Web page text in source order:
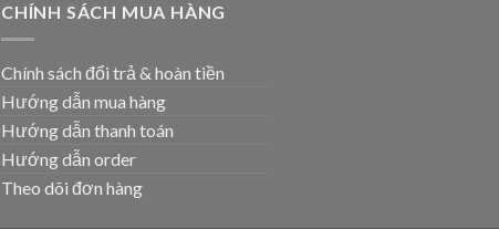
CHÍNH SÁCH MUA HÀNG
Chính sách đổi trả & hoàn tiền
Hướng dẫn mua hàng
Hướng dẫn thanh toán
Hướng dẫn order
Theo dõi đơn hàng